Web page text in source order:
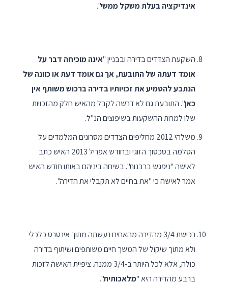
אינדיקציה בעלת משקל ממשי".
השקעת הצדדים בדירה ובבניין "אינה מוכיחה דבר על
אומד דעתה של התובעת, אך גם אומד דעת או כוונה של
הנתבע להטמיע את זכויותיו בדירה ברכוש משותף אין
כאן". התובעת גם לא דרשה לקבל מהאיש חלק מהזכויות
שלו למרות ההשקעות בשיפוצים הנ"ל.
משלהי 2012 מחליפים הצדדים מסרונים המלמדים על
הסלמה בסכסוך הזוגי ובחודש אפריל 2013 האיש כתב
לאישה "ניפגש ברבנות". בשיחה ביניהם באותו חודש האיש
אמר לאישה כי "את בחיים לא תקבלי את הדירה".
רכישת 3/4 מהדירה מהאחים נעשתה מתוך אינטרס כלכלי
ולא מתוך שיקול של המשך חיים משותפים ושיתוף בדירה
כולה, אלא לכל היותר ב-3/4 ממנה. ציפיית האישה לזכות
ברבע מהדירה היא "מלאכותית".